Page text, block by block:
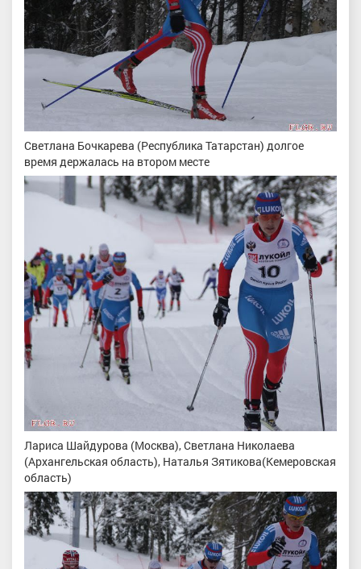
Светлана Бочкарева (Республика Татарстан) долгое
время держалась на втором месте
Лариса Шайдурова (Москва), Светлана Николаева
(Архангельская область), Наталья Зятикова(Кемеровская
область)